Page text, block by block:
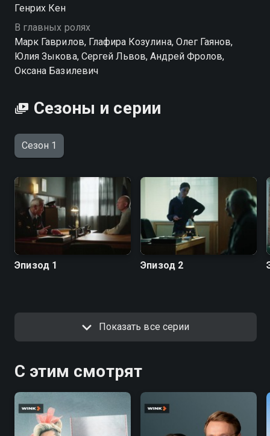
Генрих Кен
В главных ролях
Марк Гаврилов, Глафира Козулина, Олег Гаянов,
Юлия Зыкова, Сергей Львов, Андрей Фролов,
Оксана Базилевич
Сезоны и серии
Сезон 1
Эпизод 1 Эпизод 2
Показать все серии
С этим смотрят